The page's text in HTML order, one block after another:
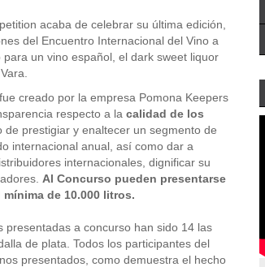
acaba de celebrar su última edición,
del Encuentro Internacional del Vino a
un vino español, el dark sweet liquor
creado por la empresa Pomona Keepers
respecto a la calidad de los
de prestigiar y enaltecer un segmento de
internacional anual, así como dar a
internacionales, dignificar su
Al Concurso pueden presentarse
de 10.000 litros.
a concurso han sido 14 las
de plata. Todos los participantes del
presentados, como demuestra el hecho